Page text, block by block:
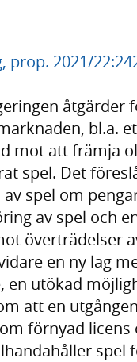
2021/
åtgärder
bl.a.
mot att främja
spel. Det
spel om
av spel och
överträdelser
en ny lag
en utökad
att en
förnyad
spel